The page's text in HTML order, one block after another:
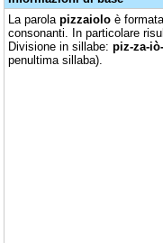
La parola pizzaiolo è
consonanti. In particolare
Divisione in sillabe: piz-za-
penultima sillaba).